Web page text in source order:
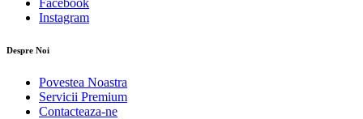
Instagram
Despre Noi
Povestea Noastra
Servicii Premium
Contacteaza-ne